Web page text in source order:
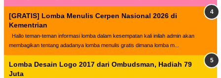
[GRATIS] Lomba Menulis Cerpen Nasional 2026 di
Kementrian
Hallo teman-teman informasi lomba dalam kesempatan kali inilah admin akan
membagikan tentang adadanya lomba menulis gratis dimana lomba m...
Lomba Desain Logo 2017 dari Ombudsman, Hadiah 79
Juta